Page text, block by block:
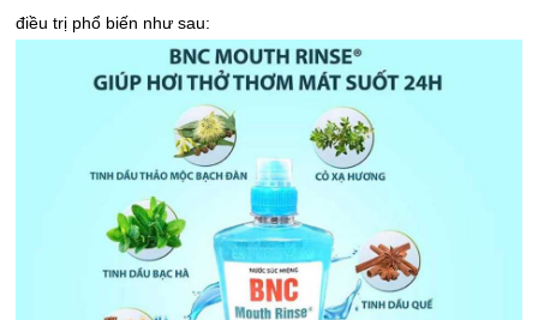
điều trị phổ biến như sau: